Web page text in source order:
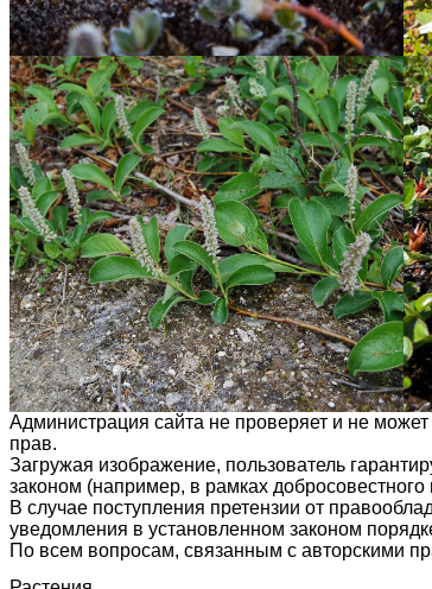
Администрация сайта не проверяет и не
прав.
Загружая изображение, пользователь
законом (например, в рамках
В случае поступления претензии от
уведомления в установленном законом
По всем вопросам, связанным с авторскими